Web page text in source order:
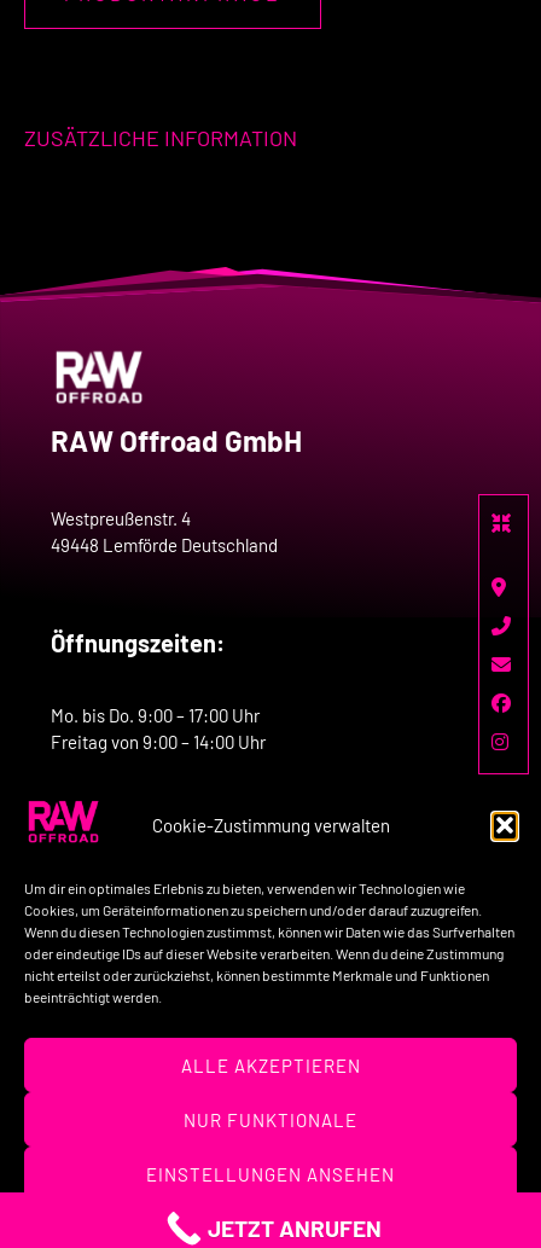
Cookie-Zustimmung verwalten
Um dir ein optimales Erlebnis zu bieten, verwenden wir Technologien wie
Cookies, um Geräteinformationen zu speichern und/oder darauf zuzugreifen.
Wenn du diesen Technologien zustimmst, können wir Daten wie das Surfverhalten
oder eindeutige IDs auf dieser Website verarbeiten. Wenn du deine Zustimmung
nicht erteilst oder zurückziehst, können bestimmte Merkmale und Funktionen
beeinträchtigt werden.
ALLE AKZEPTIEREN
NUR FUNKTIONALE
EINSTELLUNGEN ANSEHEN
Cookies DatenschutzerklärungImpressum
ZUSÄTZLICHE INFORMATION
RAW Offroad GmbH
Westpreußenstr. 4
49448 Lemförde Deutschland
Öffnungszeiten:
Mo. bis Do. 9:00 – 17:00 Uhr
Freitag von 9:00 – 14:00 Uhr
Kontakt:
Telefon: +49-160-7758517
E-Mail: kontakt@raw-offroad.de
Widerrufsbelehrung Unternehmen
JETZT ANRUFEN